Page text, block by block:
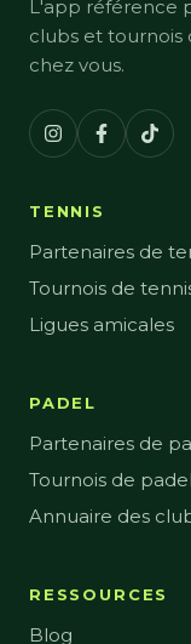
L'app référence
clubs et tournois
chez vous.
TENNIS
Partenaires de
Tournois de
Ligues amicales
PADEL
Partenaires de
Tournois de padel
Annuaire des
RESSOURCES
Blog